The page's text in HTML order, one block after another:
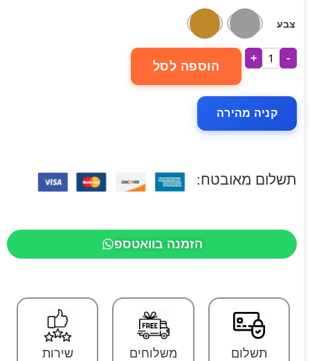
צבע
-
+
הוספה לסל
קניה מהירה
תשלום מאובטח:
הזמנה בוואטספ
תשלום
משלוחים
שירות